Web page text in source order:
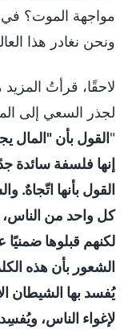
مواجهة الموت؟ في
ونحن نغادر هذا
لاحقًا، قرأتُ
لجذر السعي إلى
"القول بأن "المال
إنها فلسفة سائدة
القول بأنها
كل واحد من الناس،
لكنهم قبلوها ضمنيًا
الشعور بأن هذه
يُفسد بها الشيطان
لإغواء الناس،